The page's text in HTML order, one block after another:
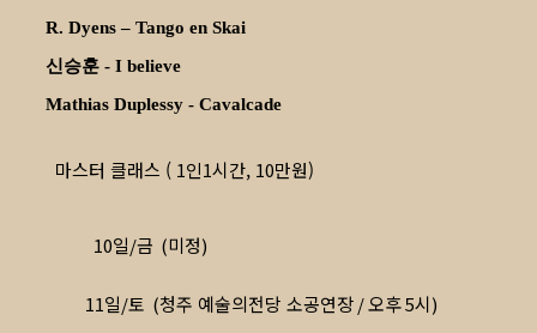
R. Dyens – Tango en Skai
신승훈 - I believe
Mathias Duplessy - Cavalcade
마스터 클래스 ( 1인1시간, 10만원)
10일/금 (미정)
11일/토 (청주 예술의전당 소공연장/오후5시)